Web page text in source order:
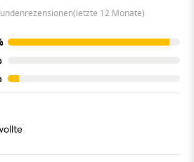
12 Monate)